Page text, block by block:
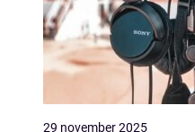
29 november 2025